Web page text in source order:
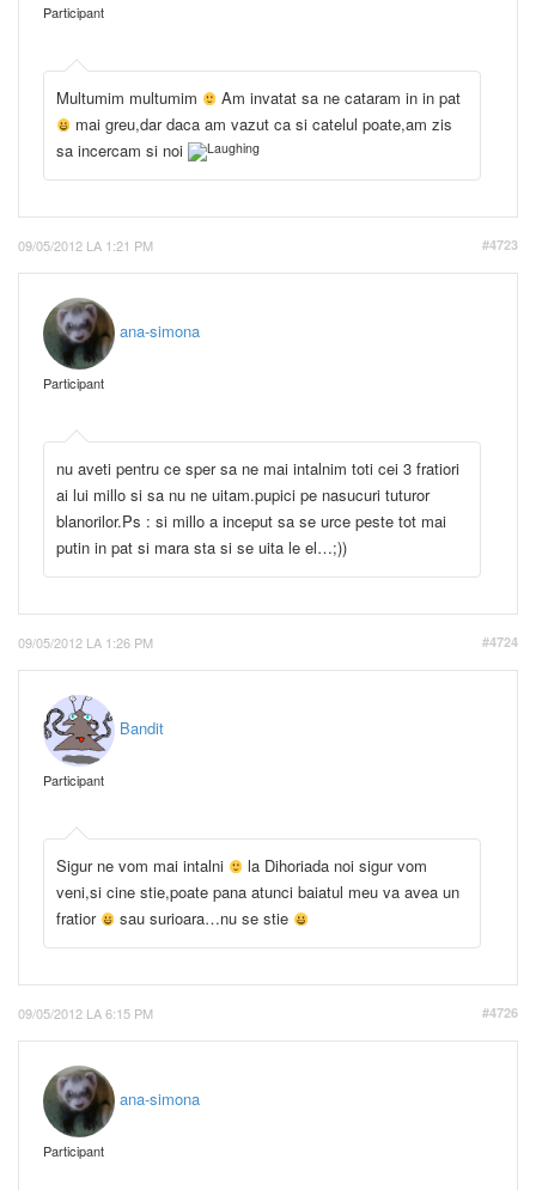
Participant
Multumim multumim
Am invatat sa ne cataram in in pat
mai greu,dar daca am vazut ca si catelul poate,am zis
sa incercam si noi
09/05/2012 LA 1:21 PM #4723
ana-simona
Participant
nu aveti pentru ce sper sa ne mai intalnim toti cei 3 fratiori
ai lui millo si sa nu ne uitam.pupici pe nasucuri tuturor
blanorilor.Ps : si millo a inceput sa se urce peste tot mai
putin in pat si mara sta si se uita le el…;))
09/05/2012 LA 1:26 PM #4724
Bandit
Participant
Sigur ne vom mai intalni
la Dihoriada noi sigur vom
veni,si cine stie,poate pana atunci baiatul meu va avea un
fratior
sau surioara…nu se stie
09/05/2012 LA 6:15 PM #4726
ana-simona
Participant